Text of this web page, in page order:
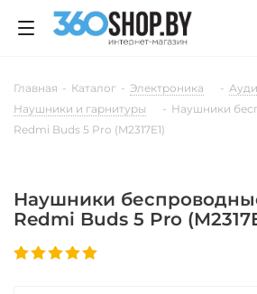
Главная - Каталог - Электроника -
Наушники и гарнитуры
- Наушники
Redmi Buds 5 Pro (M2317E1)
Наушники
Redmi Buds 5 Pro